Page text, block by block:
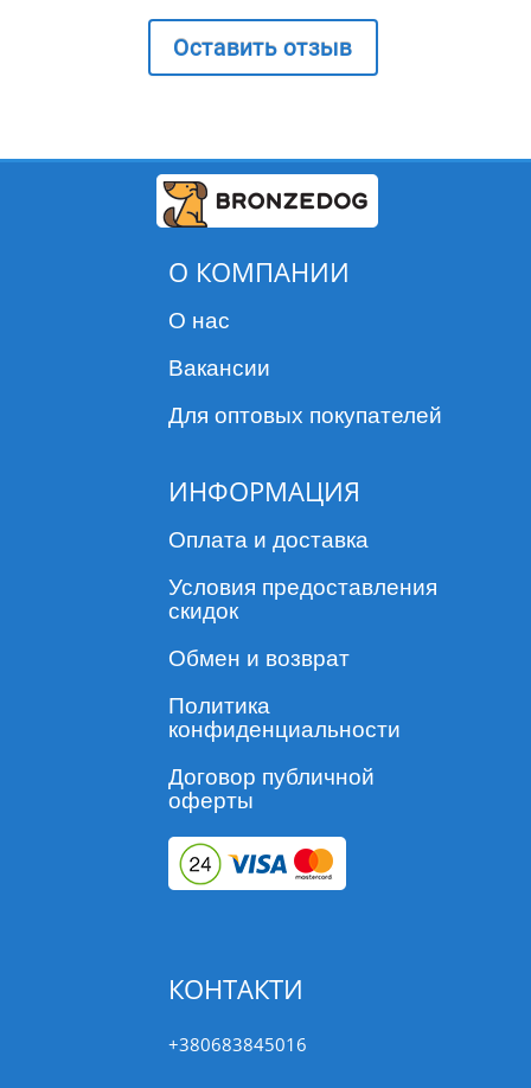
Оставить отзыв
О КОМПАНИИ
О нас
Вакансии
Для оптовых покупателей
ИНФОРМАЦИЯ
Оплата и доставка
Условия предоставления
скидок
Обмен и возврат
Политика
конфиденциальности
Договор публичной
оферты
КОНТАКТИ
+380683845016